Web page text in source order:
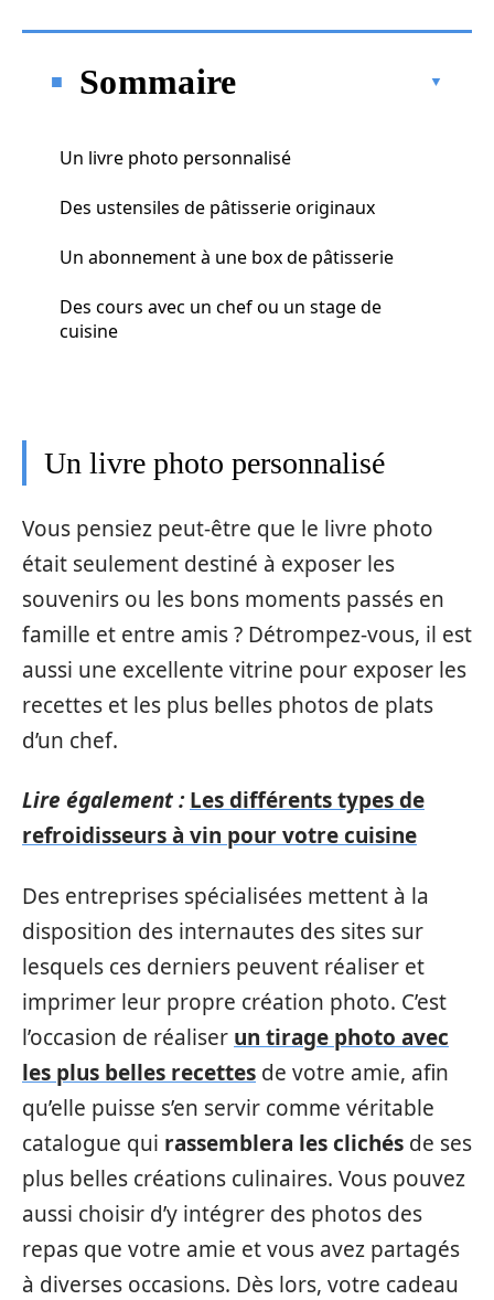
Sommaire
Un livre photo personnalisé
Des ustensiles de pâtisserie originaux
Un abonnement à une box de pâtisserie
Des cours avec un chef ou un stage de
cuisine
Un livre photo personnalisé
Vous pensiez peut-être que le livre photo
était seulement destiné à exposer les
souvenirs ou les bons moments passés en
famille et entre amis ? Détrompez-vous, il est
aussi une excellente vitrine pour exposer les
recettes et les plus belles photos de plats
d’un chef.
Lire également : Les différents types de
refroidisseurs à vin pour votre cuisine
Des entreprises spécialisées mettent à la
disposition des internautes des sites sur
lesquels ces derniers peuvent réaliser et
imprimer leur propre création photo. C’est
l’occasion de réaliser un tirage photo avec
les plus belles recettes de votre amie, afin
qu’elle puisse s’en servir comme véritable
catalogue qui rassemblera les clichés de ses
plus belles créations culinaires. Vous pouvez
aussi choisir d’y intégrer des photos des
repas que votre amie et vous avez partagés
à diverses occasions. Dès lors, votre cadeau